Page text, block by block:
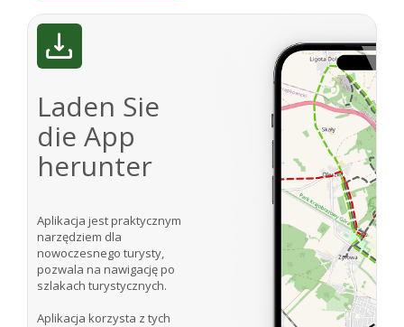
Laden Sie
die App
herunter
Aplikacja jest praktycznym
narzędziem dla
nowoczesnego turysty,
pozwala na nawigację po
szlakach turystycznych.
Aplikacja korzysta z tych